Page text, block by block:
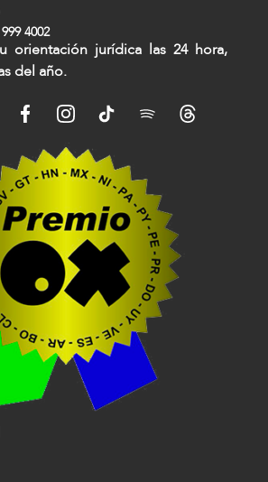
4002
orientación jurídica las 24 hora,
del año.